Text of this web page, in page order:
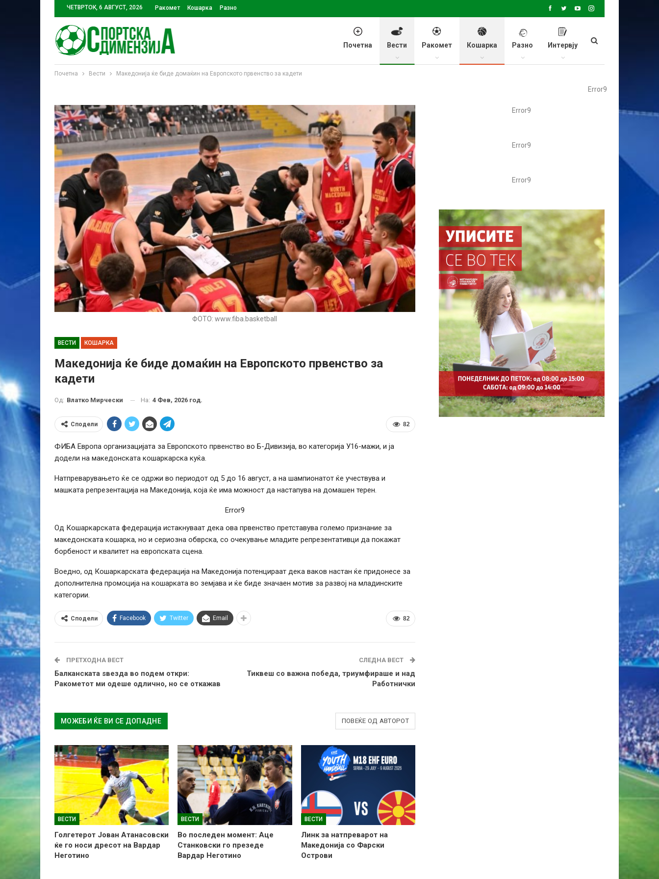
ЧЕТВРТОК, 6 АВГУСТ, 2026 Ракомет Кошарка Разно
Почетна Вести Ракомет Кошарка Разно Интервју
Почетна Вести Македонија ќе биде домаќин на Европското првенство за кадети
Error9
ФОТО: www.fiba.basketball
ВЕСТИ КОШАРКА
Македонија ќе биде домаќин на Европското првенство за
кадети
Од: Влатко Мирчески На: 4 Фев, 2026 год.
82
Сподели
ФИБА Европа организацијата за Европското првенство во Б-Дивизија, во категорија У16-мажи, и ја
додели на македонската кошаркарска куќа.
Натпреварувањето ќе се одржи во периодот од 5 до 16 август, а на шампионатот ќе учествува и
машката репрезентација на Македонија, која ќе има можност да настапува на домашен терен.
Error9
Од Кошаркарската федерација истакнуваат дека ова првенство претставува големо признание за
македонската кошарка, но и сериозна обврска, со очекување младите репрезентативци да покажат
борбеност и квалитет на европската сцена.
Воедно, од Кошаркарската федерација на Македонија потенцираат дека ваков настан ќе придонесе за
дополнителна промоција на кошарката во земјава и ќе биде значаен мотив за развој на младинските
категории.
82
Сподели Facebook Twitter Email
ПРЕТХОДНА ВЕСТ
Балканската ѕвезда во подем откри:
Ракометот ми одеше одлично, но се откажав
СЛЕДНА ВЕСТ
Тиквеш со важна победа, триумфираше и над
Работнички
МОЖЕБИ ЌЕ ВИ СЕ ДОПАДНЕ ПОВЕЌЕ ОД АВТОРОТ
ВЕСТИ
Голгетерот Јован Атанасовски
ќе го носи дресот на Вардар
Неготино
ВЕСТИ
Во последен момент: Аце
Станковски го презеде
Вардар Неготино
ВЕСТИ
Линк за натпреварот на
Македонија со Фарски
Острови
Error9
Error9
Error9